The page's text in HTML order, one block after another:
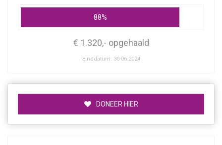
88%
€ 1.320,- opgehaald
Einddatum: 30-06-2024
DONEER HIER